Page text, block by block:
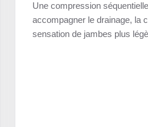
Une compression
accompagner le drainage, la
sensation de jambes plus